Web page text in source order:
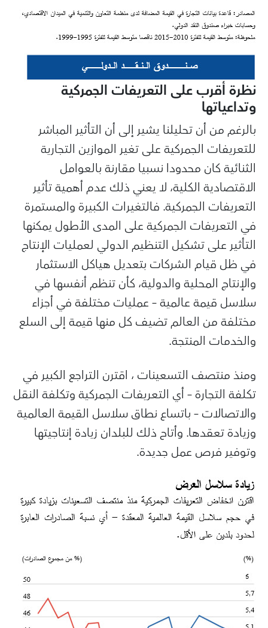
نظرة أقرب على التعريفات الجمركية
وتداعياتها
بالرغم من أن تحليلنا يشير إلى أن التأثير المباشر
للتعريفات الجمركية على تغير الموازين التجارية
الثنائية كان محدودا نسبيا مقارنة بالعوامل
الاقتصادية الكلية، لا يعني ذلك عدم أهمية تأثير
التعريفات الجمركية. فالتغيرات الكبيرة والمستمرة
في التعريفات الجمركية على المدى الأطول يمكنها
التأثير على تشكيل التنظيم الدولي لعمليات الإنتاج
في ظل قيام الشركات بتعديل هياكل الاستثمار
والإنتاج المحلية والدولية، كأن تنظم أنفسها في
سلاسل قيمة عالمية – عمليات مختلفة في أجزاء
مختلفة من العالم تضيف كل منها قيمة إلى السلع
والخدمات المنتجة.
ومنذ منتصف التسعينات ، اقترن التراجع الكبير في
تكلفة التجارة – أي التعريفات الجمركية وتكلفة النقل
والاتصالات – باتساع نطاق سلاسل القيمة العالمية
وزيادة تعقدها. وأتاح ذلك للبلدان زيادة إنتاجيتها
وتوفير فرص عمل جديدة.